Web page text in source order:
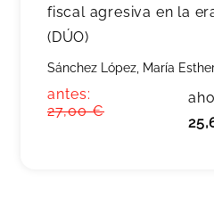
fiscal agresiva en la
(DÚO)
Sánchez López, María
antes:
27,00 €